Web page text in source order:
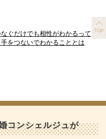
ぐだけでも相性がわかるって
をつないでわかることとは
TOP
コンシェルジュが